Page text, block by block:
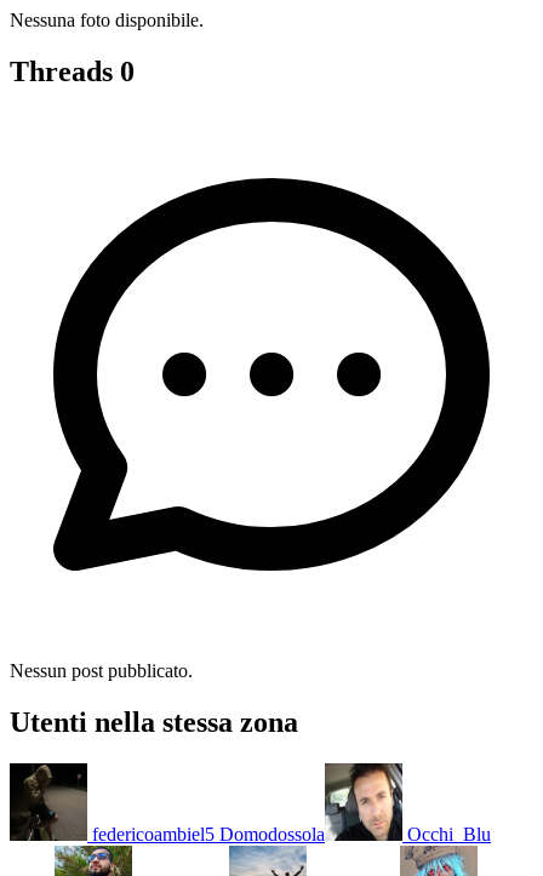
Nessuna foto disponibile.
Threads 0
Nessun post pubblicato.
Utenti nella stessa zona
federicoambiel5 Domodossola Occhi_Blu